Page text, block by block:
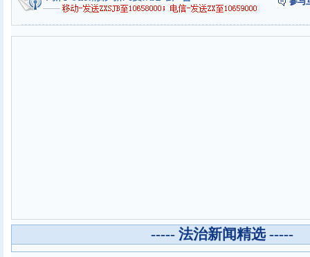
----- 法治新闻精选 -----